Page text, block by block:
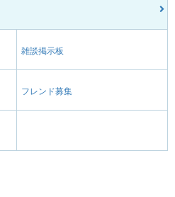
雑談掲示板
フレンド募集